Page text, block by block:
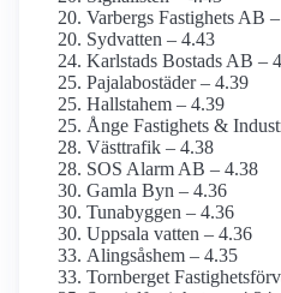
Varbergs Fastighets AB
Sydvatten – 4.43
Karlstads Bostads AB –
Pajala­bostäder – 4.39
Hallstahem – 4.39
Ånge Fastighets &
Västtrafik – 4.38
SOS Alarm AB – 4.38
Gamla Byn – 4.36
Tunabyggen – 4.36
Uppsala vatten – 4.36
Alingsåshem – 4.35
Tornberget